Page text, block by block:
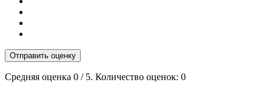
Отправить оценку
Средняя оценка 0 / 5. Количество оценок: 0